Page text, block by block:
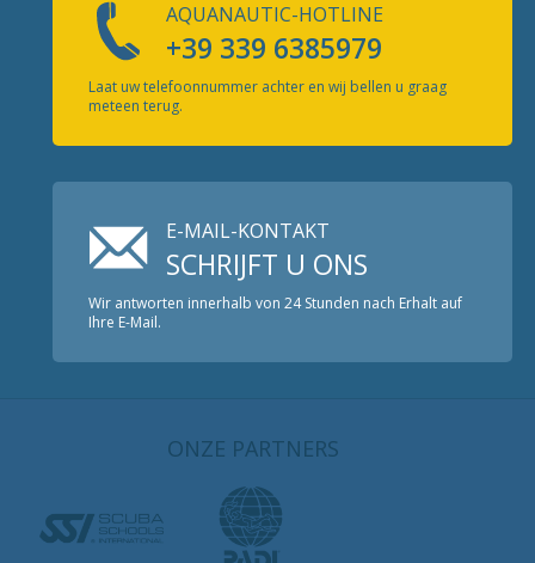
AQUANAUTIC-HOTLINE
+39 339 6385979
Laat uw telefoonnummer achter en wij bellen u graag
meteen terug.
E-MAIL-KONTAKT
SCHRIJFT U ONS
Wir antworten innerhalb von 24 Stunden nach Erhalt auf
Ihre E-Mail.
ONZE PARTNERS